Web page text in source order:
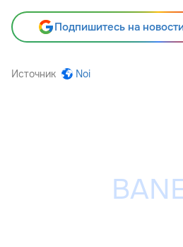
Подпишитесь на
Источник Noi